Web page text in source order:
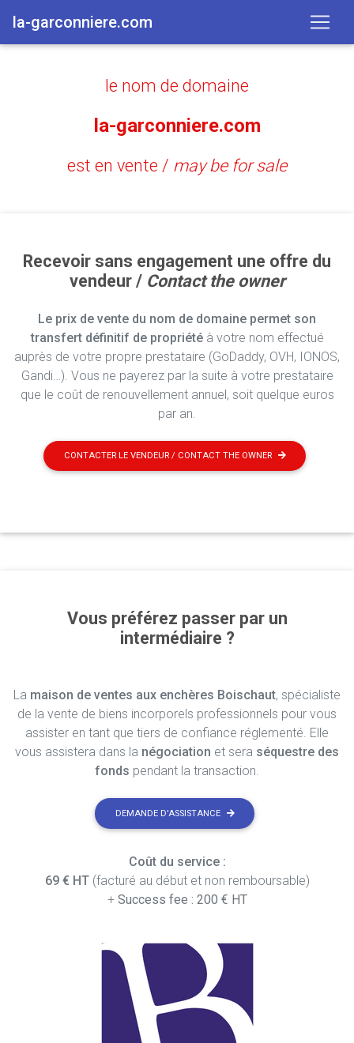
la-garconniere.com
le nom de domaine
la-garconniere.com
est en vente / may be for sale
Recevoir sans engagement une offre du
vendeur / Contact the owner
Le prix de vente du nom de domaine permet son
transfert définitif de propriétéà votre nom effectué
auprès de votre propre prestataire (GoDaddy, OVH, IONOS,
Gandi…). Vous ne payerez par la suite à votre prestataire
que le coût de renouvellement annuel, soit quelque euros
par an.
CONTACTER LE VENDEUR / CONTACT THE OWNER
Vous préférez passer par un
intermédiaire ?
La maison de ventes aux enchères Boischaut, spécialiste
de la vente de biens incorporels professionnels pour vous
assister en tant que tiers de confiance réglementé. Elle
vous assistera dans la négociation et sera séquestre des
fonds pendant la transaction.
DEMANDE D'ASSISTANCE
Coût du service :
69 € HT(facturé au début et non remboursable)
+ Success fee : 200 € HT